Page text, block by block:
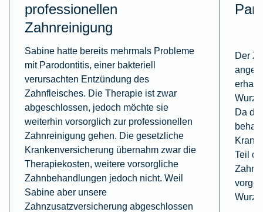
professionellen
Zahnreinigung
Sabine hatte bereits mehrmals Probleme
mit Parodontitis, einer bakteriell
verursachten Entzündung des
Zahnfleisches. Die Therapie ist zwar
abgeschlossen, jedoch möchte sie
weiterhin vorsorglich zur professionellen
Zahnreinigung gehen. Die gesetzliche
Krankenversicherung übernahm zwar die
Therapiekosten, weitere vorsorgliche
Zahnbehandlungen jedoch nicht. Weil
Sabine aber unsere
Zahnzusatzversicherung abgeschlossen
Der
Da
Teil